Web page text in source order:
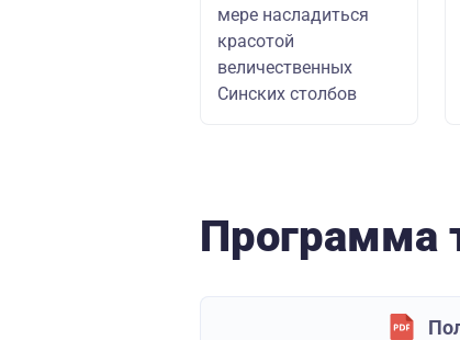
мере насладиться
красотой
величественных
Синских столбов
Программа